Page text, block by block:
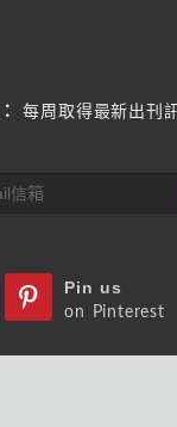
每周取得最新出刊
Pin us
on Pinterest